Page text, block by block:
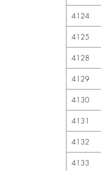
4124
4125
4128
4129
4130
4131
4132
4133